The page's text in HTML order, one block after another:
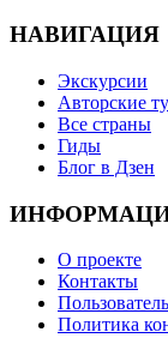
НАВИГАЦИЯ
Экскурсии
Авторские
Все страны
Гиды
Блог в Дзен
О проекте
Контакты
Политика